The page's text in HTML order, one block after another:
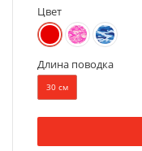
Цвет
Длина поводка
30 см